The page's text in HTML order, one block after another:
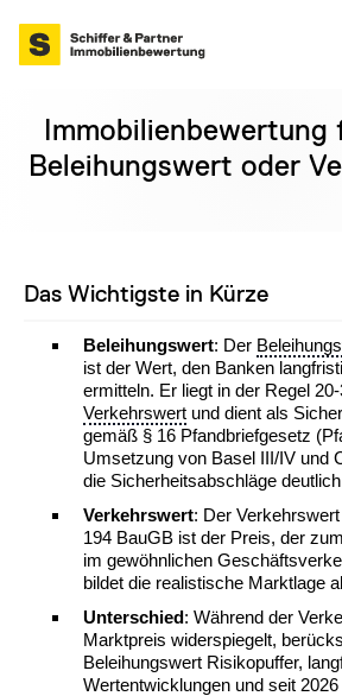
Immobilienbewertung
Beleihungswert oder
Das Wichtigste in Kürze
Beleihungswert: Der
ist der Wert, den Banken
ermitteln. Er liegt in der Regel
Verkehrswert und dient als
gemäß § 16 Pfandbriefgesetz
Umsetzung von Basel III/IV und
die Sicherheitsabschläge
Verkehrswert: Der
194 BauGB ist der Preis, der
im gewöhnlichen
bildet die realistische Marktlage
Unterschied: Während der
Marktpreis widerspiegelt,
Beleihungswert Risikopuffer,
Wertentwicklungen und seit